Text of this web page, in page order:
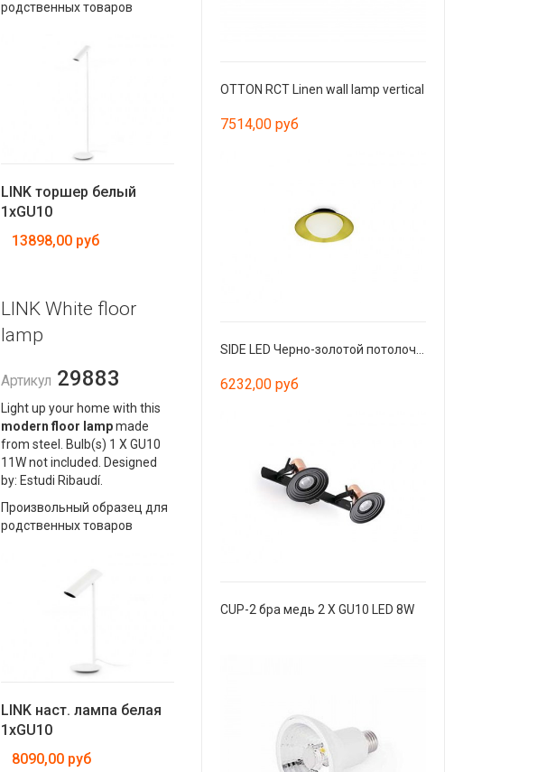
родственных товаров
LINK торшер белый
1xGU10
13898,00 руб
LINK White floor
lamp
Артикул 29883
Light up your home with this
modern floor lampmade
from steel. Bulb(s) 1 X GU10
11W not included. Designed
by: Estudi Ribaudí.
Произвольный образец для
родственных товаров
LINK наст. лампа белая
1xGU10
8090,00 руб
OTTON RCT Linen wall lamp vertical
7514,00 руб
6232,00 руб
CUP-2 бра медь 2 X GU10 LED 8W